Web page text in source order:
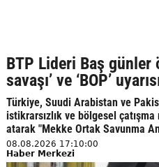
BTP Lideri Baş günler
savaşı’ ve ‘BOP’
Türkiye, Suudi Arabistan ve
istikrarsızlık ve bölgesel
atarak "Mekke Ortak Savunma
08.08.2026 17:10:00
Haber Merkezi